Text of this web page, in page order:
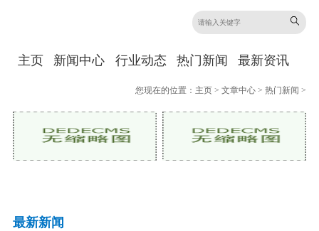
主页 新闻中心 行业动态 热门新闻 最新资讯
您现在的位置： 主页 >文章中心 >热门新闻 >
最新新闻